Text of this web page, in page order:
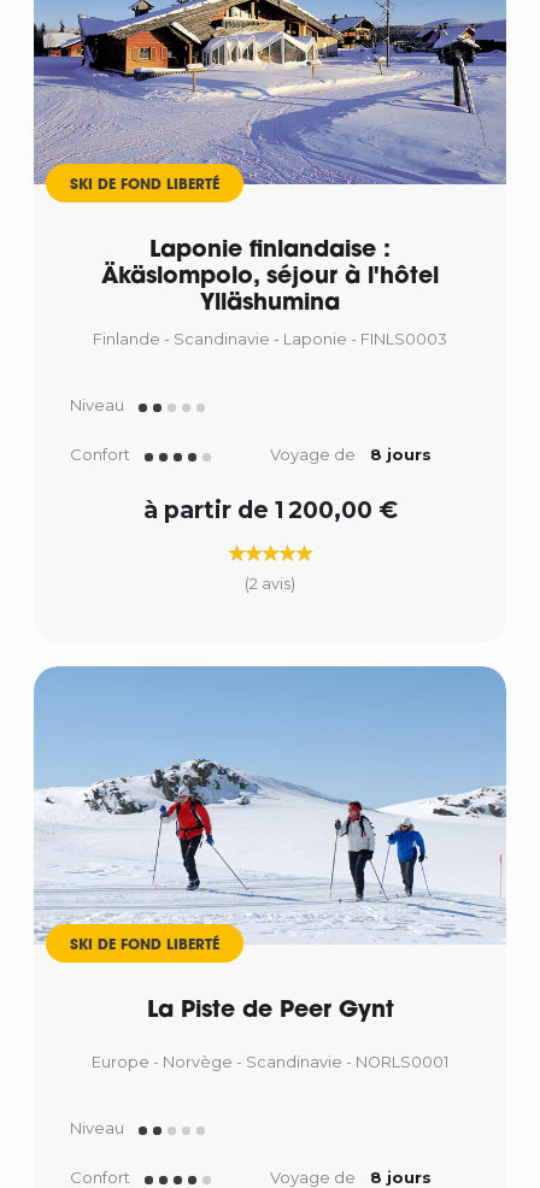
SKI DE FOND LIBERTÉ
Laponie finlandaise :
Äkäslompolo, séjour à l'hôtel
Ylläshumina
Finlande - Scandinavie - Laponie - FINLS0003
Niveau
Confort Voyage de 8 jours
à partir de 1 200,00 €
(2 avis)
SKI DE FOND LIBERTÉ
La Piste de Peer Gynt
Europe - Norvège - Scandinavie - NORLS0001
Niveau
Confort Voyage de 8 jours